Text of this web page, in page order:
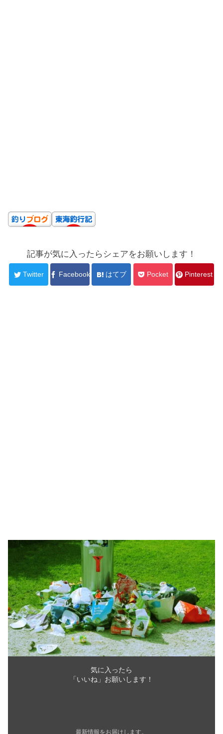
記事が気に入ったらシェアをお願いします！
Twitter Facebook はてブ Pocket Pinterest
気に入ったら
「いいね」お願いします！
最新情報をお届けします。